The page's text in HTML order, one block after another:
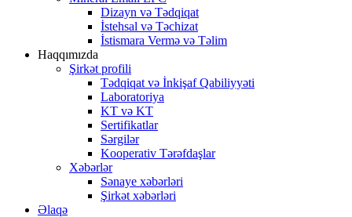
Dizayn və Tədqiqat
İstehsal və Təchizat
İstismara Vermə və Təlim
Haqqımızda
Şirkət profili
Tədqiqat və İnkişaf Qabiliyyəti
Laboratoriya
KT və KT
Sertifikatlar
Sərgilər
Kooperativ Tərəfdaşlar
Xəbərlər
Sənaye xəbərləri
Şirkət xəbərləri
Əlaqə